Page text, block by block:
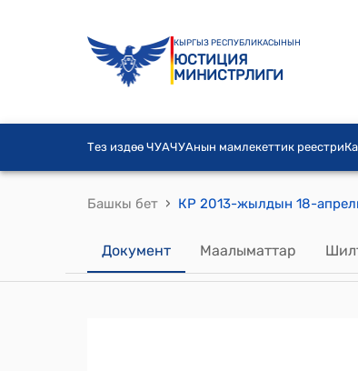
КЫРГЫЗ РЕСПУБЛИКАСЫНЫН
ЮСТИЦИЯ
МИНИСТРЛИГИ
Тез издөө ЧУАЧУАнын мамлекеттик реестри
Башкы бет ›
Документ Маалыматтар